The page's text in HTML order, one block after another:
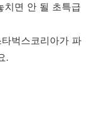
치면 안 될 초특급
벅스코리아가 파
.